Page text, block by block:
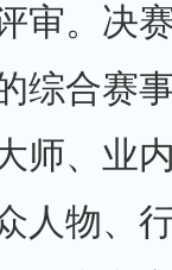
审。决
综合赛
师、业
人物、